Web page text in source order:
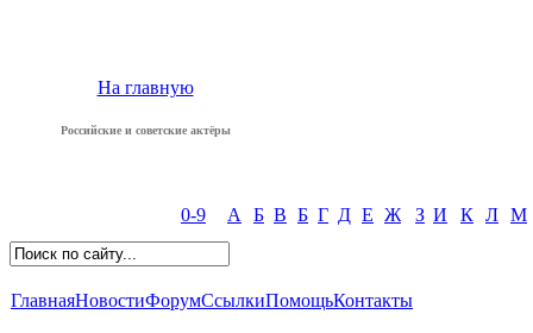
На главную
Российские и советские актёры
0-9 А Б В Б Г Д Е Ж З И К Л М
ГлавнаяНовостиФорумСсылкиПомощьКонтакты